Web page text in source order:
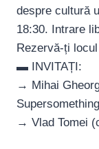
despre cultură
18:30. Intrare
Rezervă-ți locul
▬ INVITAȚI:
→ Mihai
→ Vlad Tomei